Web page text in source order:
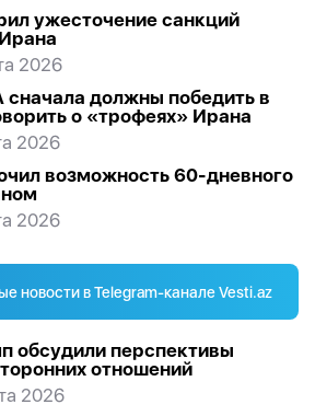
ужесточение санкций
2026
должны победить в
о «трофеях» Ирана
2026
возможность 60-дневного
2026
новости в Telegram-канале Vesti.az
обсудили перспективы
отношений
2026